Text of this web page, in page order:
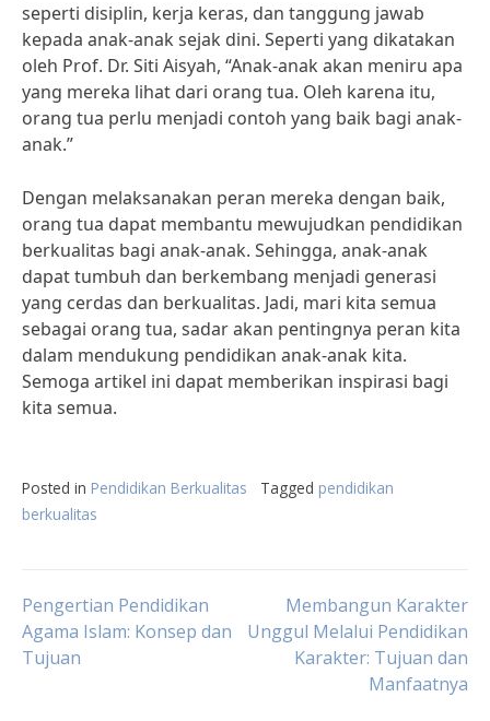
seperti disiplin, kerja keras, dan tanggung jawab
kepada anak-anak sejak dini. Seperti yang dikatakan
oleh Prof. Dr. Siti Aisyah, “Anak-anak akan meniru apa
yang mereka lihat dari orang tua. Oleh karena itu,
orang tua perlu menjadi contoh yang baik bagi anak-
anak.”
Dengan melaksanakan peran mereka dengan baik,
orang tua dapat membantu mewujudkan pendidikan
berkualitas bagi anak-anak. Sehingga, anak-anak
dapat tumbuh dan berkembang menjadi generasi
yang cerdas dan berkualitas. Jadi, mari kita semua
sebagai orang tua, sadar akan pentingnya peran kita
dalam mendukung pendidikan anak-anak kita.
Semoga artikel ini dapat memberikan inspirasi bagi
kita semua.
Posted in Pendidikan Berkualitas Tagged pendidikan
berkualitas
Post
navigation
Pengertian Pendidikan
Agama Islam: Konsep dan
Tujuan
Membangun Karakter
Unggul Melalui Pendidikan
Karakter: Tujuan dan
Manfaatnya